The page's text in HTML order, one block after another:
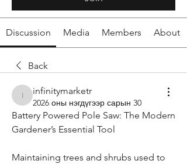
Discussion Media Members About
Back
infinitymarketr
infinitymarketr
2026 оны нэгдүгээр сарын 30
Battery Powered Pole Saw: The Modern
Gardener’s Essential Tool
Maintaining trees and shrubs used to